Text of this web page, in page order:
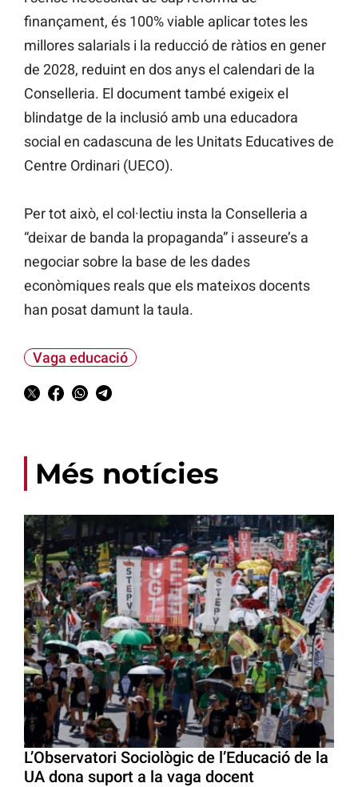
finançament, és 100% viable aplicar totes les
millores salarials i la reducció de ràtios en gener
de 2028, reduint en dos anys el calendari de la
Conselleria. El document també exigeix el
blindatge de la inclusió amb una educadora
social en cadascuna de les Unitats Educatives de
Centre Ordinari (UECO).
Per tot això, el col·lectiu insta la Conselleria a
“deixar de banda la propaganda” i asseure’s a
negociar sobre la base de les dades
econòmiques reals que els mateixos docents
han posat damunt la taula.
Vaga educació
Més notícies
L’Observatori Sociològic de l’Educació de la
UA dona suport a la vaga docent